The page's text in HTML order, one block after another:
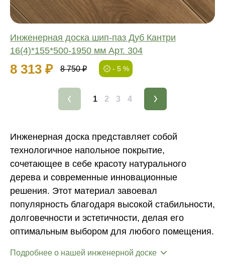
Инженерная доска шип-паз Дуб Кантри
16(4)*155*500-1950 мм Арт. 304
8 313 ₽ 8 750 ₽ - 5 %
1 2 3 4
Инженерная доска представляет собой
технологичное напольное покрытие,
сочетающее в себе красоту натурального
дерева и современные инновационные
решения. Этот материал завоевал
популярность благодаря высокой стабильности,
долговечности и эстетичности, делая его
оптимальным выбором для любого помещения.
Подробнее о нашей инженерной доске